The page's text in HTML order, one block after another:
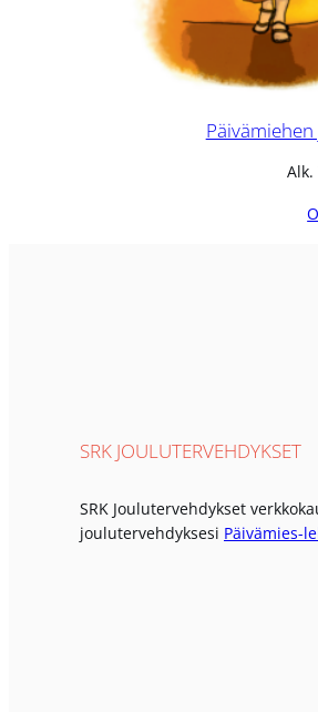
Alk.
SRK JOULUTERVEHDYKSET
SRK Joulutervehdykset
joulutervehdyksesi Päivämies-